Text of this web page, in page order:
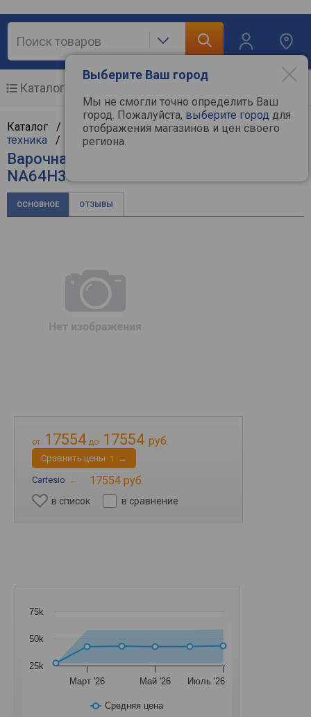
Выберите Ваш город
Мы не смогли точно определить Ваш
город. Пожалуйста, выберите город для
отображения магазинов и цен своего
региона.
Каталог
Каталог / Крупная бытовая техника/Встраиваемая
техника / Варочные поверхности
Варочная поверхность Samsung
NA64H3010BK
ОСНОВНОЕ ОТЗЫВЫ
от 17554 до 17554 руб.
Cравнить цены 1 →
Cartesio → 17554 руб.
в список в сравнение
Средняя цена
Март '26 Май '26 Июль '26
25k
50k
75k